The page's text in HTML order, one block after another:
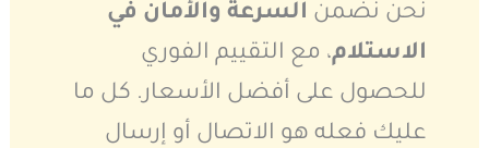
نحن نضمن السرعة والأمان في
الاستلام، مع التقييم الفوري
للحصول على أفضل الأسعار. كل ما
عليك فعله هو الاتصال أو إرسال